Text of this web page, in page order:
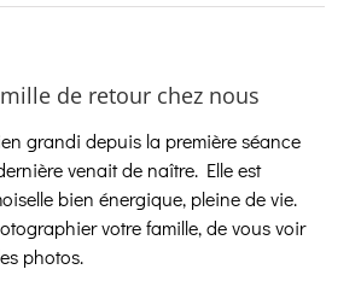
de retour chez nous
grandi depuis la première séance
venait de naître. Elle est
bien énergique, pleine de vie.
votre famille, de vous voir
photos.